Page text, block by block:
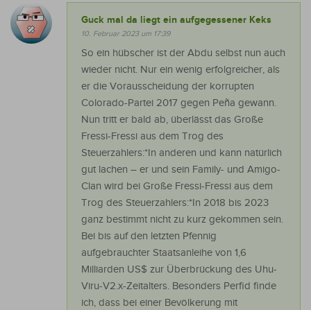
Guck mal da liegt ein aufgegessener Keks
10. Februar 2023 um 17:39
So ein hübscher ist der Abdu selbst nun auch
wieder nicht. Nur ein wenig erfolgreicher, als
er die Vorausscheidung der korrupten
Colorado-Partei 2017 gegen Peña gewann.
Nun tritt er bald ab, überlässt das Große
Fressi-Fressi aus dem Trog des
Steuerzahlers:*In anderen und kann natürlich
gut lachen – er und sein Family- und Amigo-
Clan wird bei Große Fressi-Fressi aus dem
Trog des Steuerzahlers:*In 2018 bis 2023
ganz bestimmt nicht zu kurz gekommen sein.
Bei bis auf den letzten Pfennig
aufgebrauchter Staatsanleihe von 1,6
Milliarden US$ zur Überbrückung des Uhu-
Viru-V2.x-Zeitalters. Besonders Perfid finde
ich, dass bei einer Bevölkerung mit